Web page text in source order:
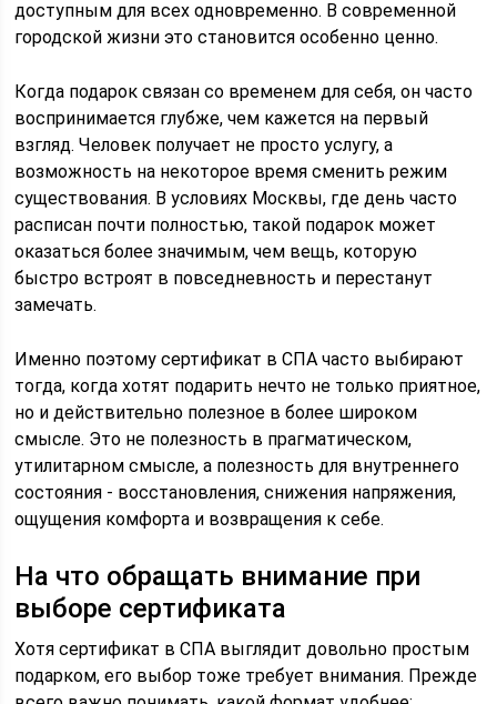
доступным для всех одновременно. В современной
городской жизни это становится особенно ценно.
Когда подарок связан со временем для себя, он часто
воспринимается глубже, чем кажется на первый
взгляд. Человек получает не просто услугу, а
возможность на некоторое время сменить режим
существования. В условиях Москвы, где день часто
расписан почти полностью, такой подарок может
оказаться более значимым, чем вещь, которую
быстро встроят в повседневность и перестанут
замечать.
Именно поэтому сертификат в СПА часто выбирают
тогда, когда хотят подарить нечто не только приятное,
но и действительно полезное в более широком
смысле. Это не полезность в прагматическом,
утилитарном смысле, а полезность для внутреннего
состояния - восстановления, снижения напряжения,
ощущения комфорта и возвращения к себе.
На что обращать внимание при
выборе сертификата
Хотя сертификат в СПА выглядит довольно простым
подарком, его выбор тоже требует внимания. Прежде